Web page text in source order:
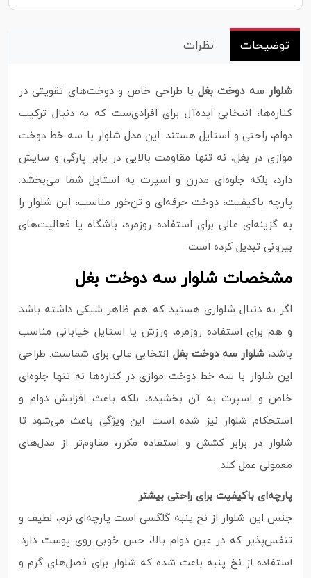
توضیحات نظرات
شلوار سه دوخت بغلبا طراحی خاص و دوخت‌های تقویتی در
کناره‌ها، انتخابی ایده‌آل برای افرادی‌ست که به دنبال ترکیب
دوام، راحتی و استایل هستند. این مدل شلوار با سه خط دوخت
موازی در بغل، نه تنها مقاومت بالایی در برابر پارگی و سایش
دارد، بلکه جلوه‌ای مدرن و اسپرت به استایل شما می‌بخشد.
پارچه باکیفیت، دوخت حرفه‌ای و تن‌خور مناسب، این شلوار را
به گزینه‌ای عالی برای استفاده روزمره، باشگاه یا فعالیت‌های
بیرونی تبدیل کرده است.
مشخصات شلوار سه دوخت بغل
اگر به دنبال شلواری هستید که هم ظاهر شیکی داشته باشد
و هم برای استفاده روزمره، ورزش یا استایل خیابانی مناسب
باشد،شلوار سه دوخت بغل انتخابی عالی برای شماست. طراحی
این شلوار با سه خط دوخت موازی در کناره‌ها نه تنها جلوه‌ای
خاص و اسپرت به آن بخشیده، بلکه باعث افزایش دوام و
استحکام شلوار نیز شده است. این ویژگی باعث می‌شود تا
شلوار در برابر کشش و استفاده مکرر، مقاوم‌تر از مدل‌های
معمولی عمل کند.
پارچه‌ای باکیفیت برای راحتی بیشتر
جنس این شلوار از نخ پنبه گلگسی است پارچه‌ای نرم، لطیف و
تنفس‌پذیر که در عین دوام بالا، حس خوبی روی پوست دارد.
استفاده از نخ پنبه باعث شده که شلوار برای فصل‌های گرم و